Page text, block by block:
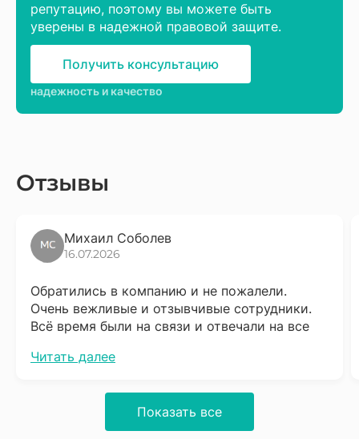
репутацию, поэтому вы можете быть
уверены в надежной правовой защите.
Получить консультацию
надежность и качество
Отзывы
Михаил Соболев
16.07.2026
Обратились в компанию и не пожалели.
Очень вежливые и отзывчивые сотрудники.
Всё время были на связи и отвечали на все
терпения, процесс довольно не быстрый, но
советовать соседям.
Читать далее
Показать все